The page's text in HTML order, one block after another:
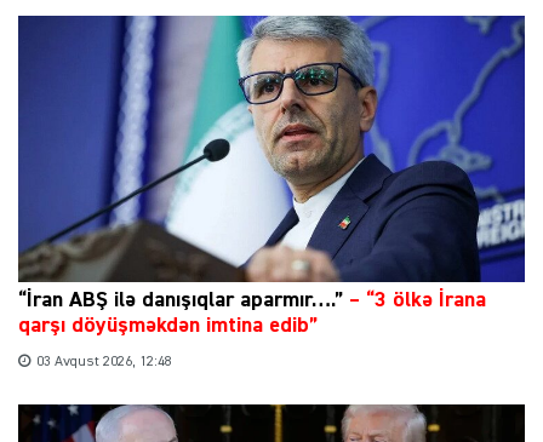
“İran ABŞ ilə danışıqlar aparmır….” – “3 ölkə İrana
qarşı döyüşməkdən imtina edib”
03 Avqust 2026, 12:48